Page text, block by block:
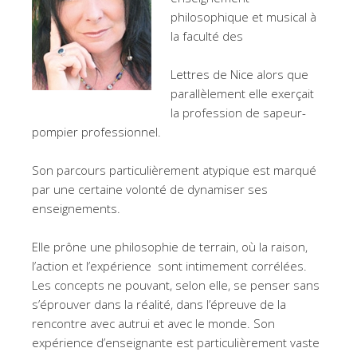
philosophique et musical à
la faculté des
Lettres de Nice alors que
parallèlement elle exerçait
la profession de sapeur-
pompier professionnel.
Son parcours particulièrement atypique est marqué
par une certaine volonté de dynamiser ses
enseignements.
Elle prône une philosophie de terrain, où la raison,
l’action et l’expérience sont intimement corrélées.
Les concepts ne pouvant, selon elle, se penser sans
s’éprouver dans la réalité, dans l’épreuve de la
rencontre avec autrui et avec le monde. Son
expérience d’enseignante est particulièrement vaste